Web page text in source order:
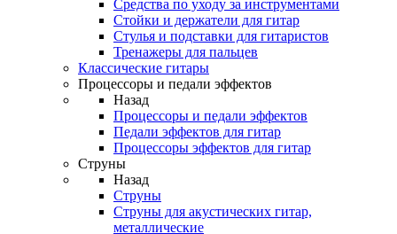
Средства по уходу за инструментами
Стойки и держатели для гитар
Стулья и подставки для гитаристов
Тренажеры для пальцев
Классические гитары
Процессоры и педали эффектов
Назад
Процессоры и педали эффектов
Педали эффектов для гитар
Процессоры эффектов для гитар
Струны
Назад
Струны
Струны для акустических гитар,
металлические